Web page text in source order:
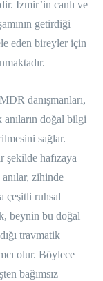
İzmir’in canlı ve
getirdiği
eden bireyler için
danışmanları,
doğal bilgi
sağlar.
şekilde hafızaya
zihinde
çeşitli ruhsal
beynin bu doğal
travmatik
olur. Böylece
bağımsız